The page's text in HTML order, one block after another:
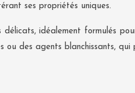
ses propriétés uniques.
idéalement formulés
des agents blanchissants,